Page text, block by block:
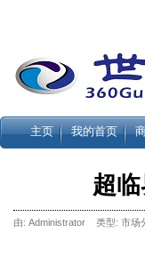
主页 我的首页
超
由: Administrator 类型: 市场